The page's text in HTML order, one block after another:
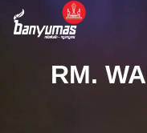
RM.